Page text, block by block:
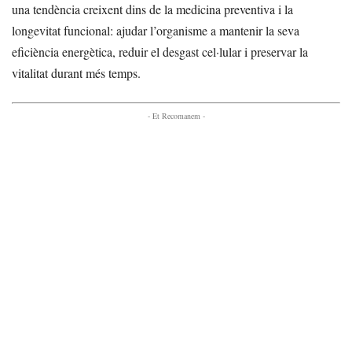
una tendència creixent dins de la medicina preventiva i la
longevitat funcional: ajudar l’organisme a mantenir la seva
eficiència energètica, reduir el desgast cel·lular i preservar la
vitalitat durant més temps.
- Et Recomanem -